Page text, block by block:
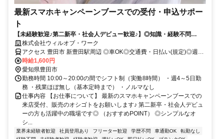
最新スマホキャンペーンブースでの受付・申込サポー
ト
【未経験歓迎♪第二新卒・社会人デビュー歓迎♪】◎知識・経験不問
◎NOサービス残業 ◎自社正社員も目指せる
株式会社ウィルオブ・ワーク
アクセス 豊田市 新豊田駅周辺 ◎車OK◎交通費・日払い(規定)◎週4
～5日
時給1,600円
愛知県豊田市
勤務時間 10:00～20:00の間でシフト制（実働8時間） ・週4～5日勤
務 ・残業ほぼ無し（基本定時まで） ・ノルマなし
仕事内容 【お仕事について】 最新のスマホキャンペーンブースでの
来店受付、販売のオシゴトをお願いします♪ 第二新卒・社会人デビュ
ーの方も活躍中の職場です◎ （おすすめPOINT） ◎シンプルなオ
シ...
業界未経験者歓迎 社員登用あり フリーター歓迎 学歴不問 車通勤OK
転勤なし